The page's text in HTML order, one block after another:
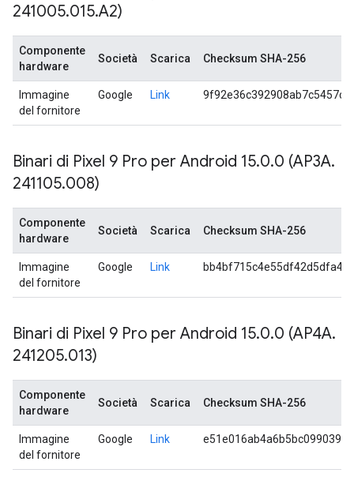
241005.015.A2)
Componente
hardware
Società Scarica Checksum SHA-256
Immagine
del fornitore
Google Link
Binari di Pixel 9 Pro per Android 15.0.0 (AP3A.
241105.008)
Componente
hardware
Società Scarica Checksum SHA-256
Immagine
del fornitore
Google Link
Binari di Pixel 9 Pro per Android 15.0.0 (AP4A.
241205.013)
Componente
hardware
Società Scarica Checksum SHA-256
Immagine
del fornitore
Google Link